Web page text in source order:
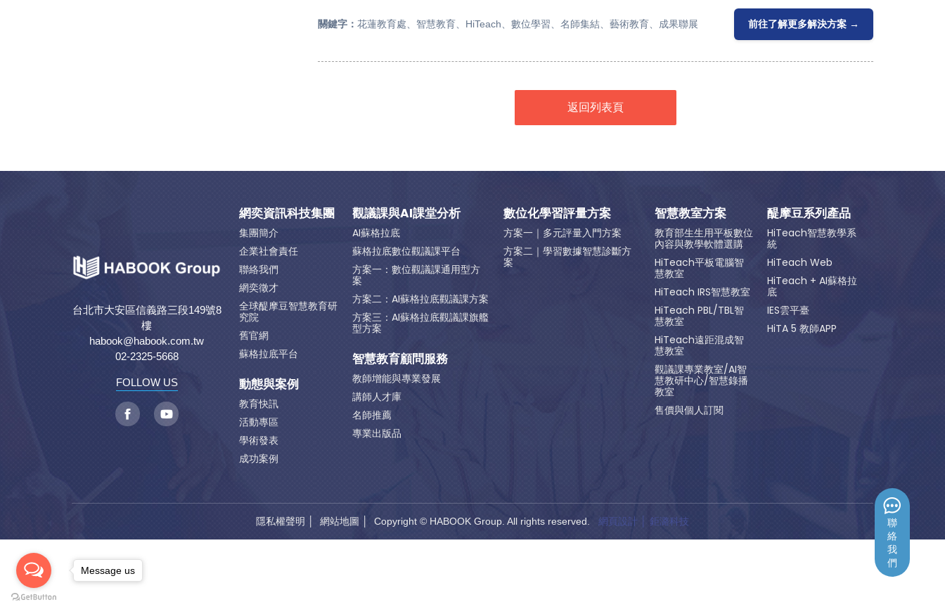
關鍵字： 花蓮教育處、智慧教育、HiTeach、數位學習、名師集結、藝術教育、成果聯展 前往了解更多解決方案 →
返回列表頁
聯
絡
我
們
台北市大安區信義路三段149號8
樓
habook@habook.com.tw
02-2325-5668
FOLLOW US
網奕資訊科技集團
集團簡介
企業社會責任
聯絡我們
網奕徵才
全球醍摩豆智慧教育研
究院
舊官網
蘇格拉底平台
動態與案例
教育快訊
活動專區
學術發表
成功案例
觀議課與AI課堂分析
AI蘇格拉底
蘇格拉底數位觀議課平台
方案一：數位觀議課通用型方
案
方案二：AI蘇格拉底觀議課方案
方案三：AI蘇格拉底觀議課旗艦
型方案
智慧教育顧問服務
教師增能與專業發展
講師人才庫
名師推薦
專業出版品
數位化學習評量方案
方案一｜多元評量入門方案
方案二｜學習數據智慧診斷方
案
智慧教室方案
教育部生生用平板數位
內容與教學軟體選購
HiTeach平板電腦智
慧教室
HiTeach IRS智慧教室
HiTeach PBL/TBL智
慧教室
HiTeach遠距混成智
慧教室
觀議課專業教室/AI智
慧教研中心/智慧錄播
教室
售價與個人訂閱
醍摩豆系列產品
HiTeach智慧教學系
統
HiTeach Web
HiTeach + AI蘇格拉
底
IES雲平臺
HiTA 5 教師APP
隱私權聲明 網站地圖 │ Copyright © HABOOK Group. All rights reserved. 網頁設計 │ 鉅潞科技
Message us